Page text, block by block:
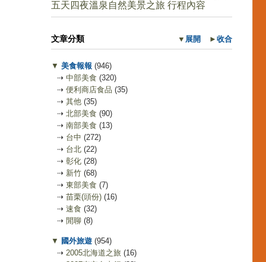
五天四夜溫泉自然美景之旅 行程內容
▼ 展開 ► 收合
文章分類
▼ 美食報報 (946)
⇢ 中部美食 (320)
⇢ 便利商店食品 (35)
⇢ 其他 (35)
⇢ 北部美食 (90)
⇢ 南部美食 (13)
⇢ 台中 (272)
⇢ 台北 (22)
⇢ 彰化 (28)
⇢ 新竹 (68)
⇢ 東部美食 (7)
⇢ 苗栗(頭份) (16)
⇢ 速食 (32)
⇢ 閒聊 (8)
▼ 國外旅遊 (954)
⇢ 2005北海道之旅 (16)